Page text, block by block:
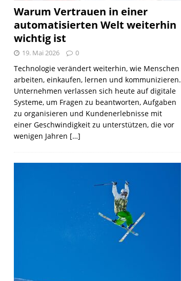
Warum Vertrauen in einer
automatisierten Welt weiterhin
wichtig ist
19. Mai 2026 0
Technologie verändert weiterhin, wie Menschen
arbeiten, einkaufen, lernen und kommunizieren.
Unternehmen verlassen sich heute auf digitale
Systeme, um Fragen zu beantworten, Aufgaben
zu organisieren und Kundenerlebnisse mit
einer Geschwindigkeit zu unterstützen, die vor
wenigen Jahren […]